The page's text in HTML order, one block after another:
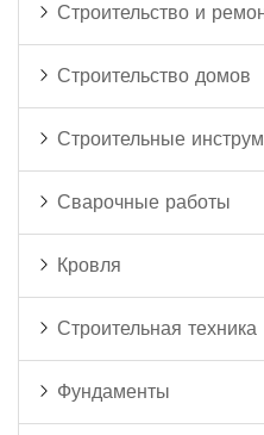
Строительство и
Строительство домов
Строительные
Сварочные работы
Кровля
Строительная техника
Фундаменты